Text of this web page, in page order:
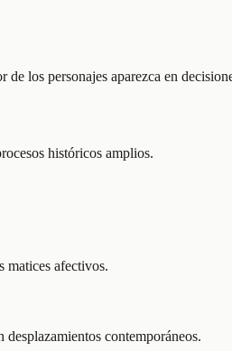
los personajes aparezca en
históricos amplios.
matices afectivos.
contemporáneos.